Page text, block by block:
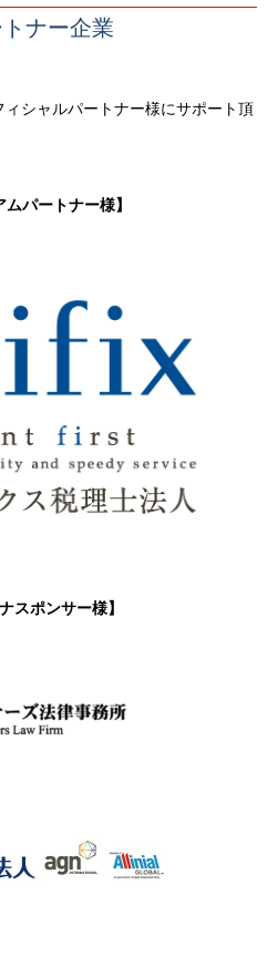
ナー企業
シャルパートナー様にサポート頂
ムパートナー様】
スポンサー様】